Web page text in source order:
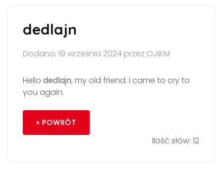
dedlajn
Dodano: 19 września 2024 przez OJiKM
Hello dedlajn, my old friend. I came to cry to
you again.
« POWRÓT
Ilość słów: 12